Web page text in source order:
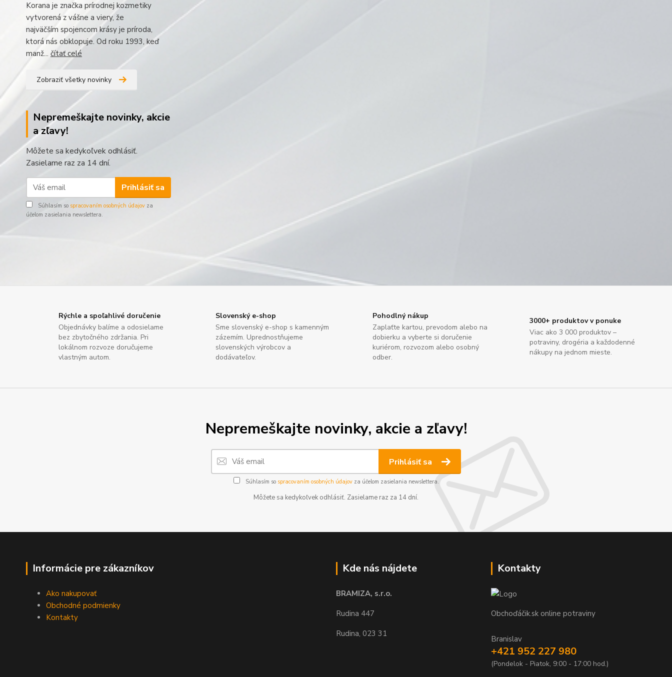
Korana je značka prírodnej kozmetiky
vytvorená z vášne a viery, že
najväčším spojencom krásy je príroda,
ktorá nás obklopuje. Od roku 1993, keď
manž... čítať celé
Zobraziť všetky novinky
Nepremeškajte novinky, akcie
a zľavy!
Môžete sa kedykoľvek odhlásiť.
Zasielame raz za 14 dní.
Prihlásiť sa
Súhlasím so spracovaním osobných údajov za
účelom zasielania newslettera.
Rýchle a spoľahlivé doručenie
Objednávky balíme a odosielame
bez zbytočného zdržania. Pri
lokálnom rozvoze doručujeme
vlastným autom.
Slovenský e-shop
Sme slovenský e-shop s kamenným
zázemím. Uprednostňujeme
slovenských výrobcov a
dodávateľov.
Pohodlný nákup
Zaplaťte kartou, prevodom alebo na
dobierku a vyberte si doručenie
kuriérom, rozvozom alebo osobný
odber.
3000+ produktov v ponuke
Viac ako 3 000 produktov –
potraviny, drogéria a každodenné
nákupy na jednom mieste.
Nepremeškajte novinky, akcie a zľavy!
Prihlásiť sa
Súhlasím so spracovaním osobných údajovza účelom zasielania newslettera.
Môžete sa kedykoľvek odhlásiť. Zasielame raz za 14 dní.
Informácie pre zákazníkov
Ako nakupovať
Obchodné podmienky
Kontakty
Kde nás nájdete
BRAMIZA, s.r.o.
Rudina 447
Rudina, 023 31
Kontakty
Obchoďáčik.sk online potraviny
Branislav
+421 952 227 980
(Pondelok - Piatok, 9:00 - 17:00 hod.)